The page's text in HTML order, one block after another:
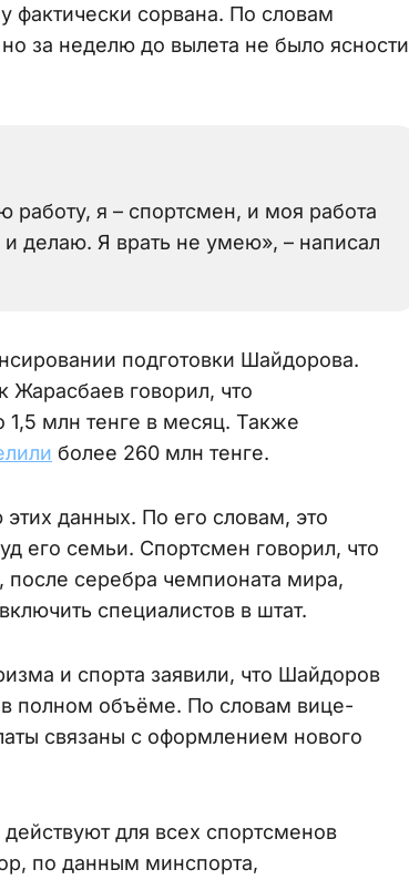
фактически сорвана. По словам
за неделю до вылета не было ясности
я – спортсмен, и моя работа
и делаю. Я врать не умею», – написал
подготовки Шайдорова.
Жарасбаев говорил, что
млн тенге в месяц. Также
более 260 млн тенге.
данных. По его словам, это
его семьи. Спортсмен говорил, что
после серебра чемпионата мира,
специалистов в штат.
и спорта заявили, что Шайдоров
в полном объёме. По словам вице-
связаны с оформлением нового
для всех спортсменов
по данным минспорта,